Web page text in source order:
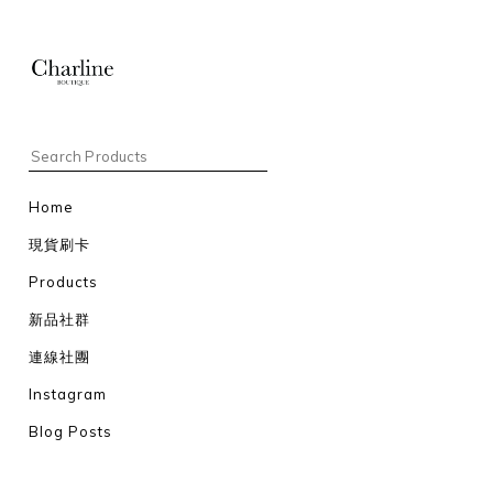
Home
現貨刷卡
Products
新品社群
連線社團
Instagram
Blog Posts